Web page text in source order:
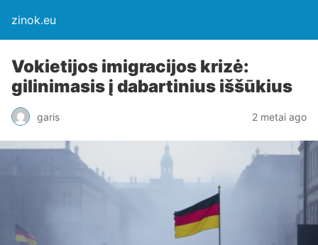
zinok.eu
Vokietijos imigracijos krizė:
gilinimasis į dabartinius iššūkius
garis 2 metai ago